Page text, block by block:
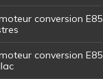
conversion E85
conversion E85